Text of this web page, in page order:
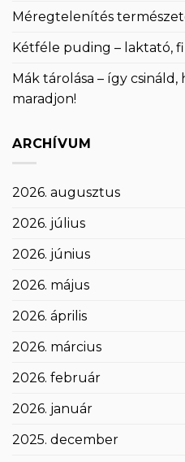
Méregtelenítés
Kétféle puding – laktató,
Mák tárolása – így csináld,
maradjon!
ARCHÍVUM
2026. augusztus
2026. július
2026. június
2026. május
2026. április
2026. március
2026. február
2026. január
2025. december